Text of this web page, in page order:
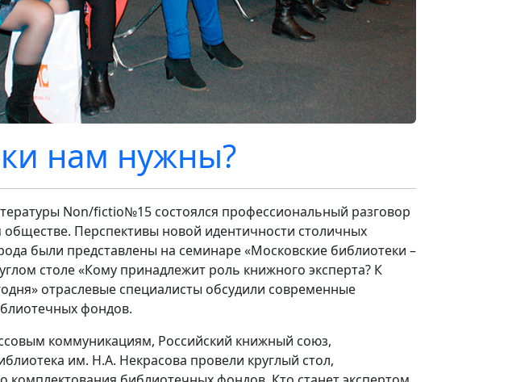
нам нужны?
Non/fictio№15 состоялся профессиональный разговор
Перспективы новой идентичности столичных
были представлены на семинаре «Московские библиотеки –
столе «Кому принадлежит роль книжного эксперта? К
отраслевые специалисты обсудили современные
фондов.
коммуникациям, Российский книжный союз,
им. Н.А. Некрасова провели круглый стол,